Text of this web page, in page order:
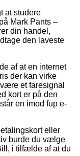
at studere
Mark Pants –
din handel,
den laveste
af at en internet
der kan virke
et faresignal
kort er på den
en imod fup e-
eller
burde du vælge
i tilfælde af at du